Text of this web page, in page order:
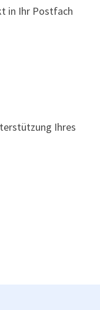
in Ihr Postfach
Ihres